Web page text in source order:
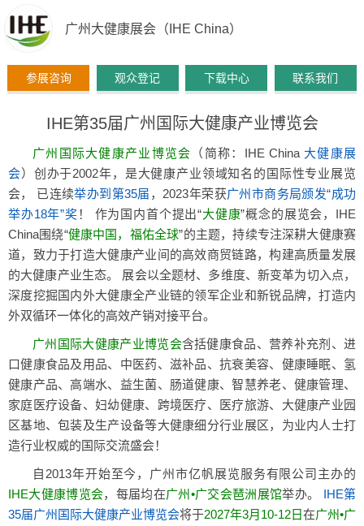
广州大健康展会（IHE China）
参展咨询 观众登记 下载中心 联系我们
IHE第35届广州国际大健康产业博览会
广州国际大健康产业博览会 （简称：IHE China 大健康展
会）创办于2002年，是大健康产业领域知名的国际性专业展览
会， 已连续举办到第35届 ，2023年荣获广州市商务局颁发“成功
举办18年”奖 ！ 作为国内首个提出“大健康”概念的展览会，IHE
China围绕“健康中国，福佑全球”的主题，持续专注深耕大健康赛
道，致力于打造大健康产业间的高效商贸链路，构建高质量发展
的大健康产业生态。 展会以全题材、多维度、新变革为切入点，
深度挖掘国内外大健康全产业链的领军企业和新锐品牌，打造内
外双循环一体化的高效产销对接平台。
广州国际大健康产业博览会含括健康食品、营养补充剂、进
口健康食品及用品、中医药、滋补品、抗衰美容、健康睡眠、氢
健康产品、高端水、益生菌、肠道健康、智慧养老、健康管理、
家庭医疗设备、妇幼健康、跨境医疗、医疗旅游、大健康产业园
区基地、包装及生产设备等大健康细分行业展区，为业内人士打
造行业权威的国际交流盛会！
自2013年开始至今，广州市亿帆展览服务有限公司主办的
IHE大健康博览会，每届均在广州•广交会琶洲展馆举办。 IHE第
35届广州国际大健康产业博览会将于2027年3月10-12日在广州•广